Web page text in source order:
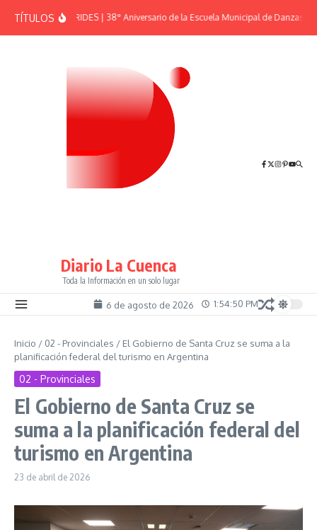
TÍTULOSEFEMÉRIDES | 38° Aniversario de la Escuela Municipal de Danzas “El
Diario La Cuenca
Toda la Información en un solo lugar
6 de agosto de 2026 1:54:50 PM
Inicio / 02 - Provinciales / El Gobierno de Santa Cruz se suma a la
planificación federal del turismo en Argentina
02 - Provinciales
El Gobierno de Santa Cruz se
suma a la planificación federal del
turismo en Argentina
23 de abril de 2026